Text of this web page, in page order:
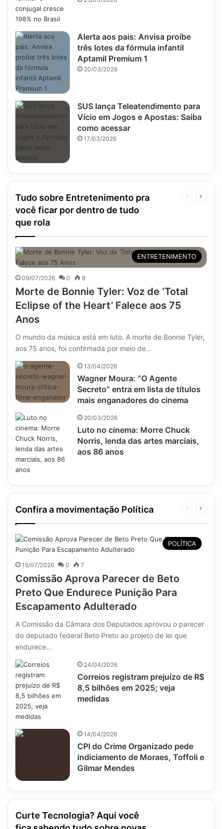
Alerta aos pais: Anvisa proíbe
três lotes da fórmula infantil
Aptamil Premium 1
20/03/2026
SUS lança Teleatendimento para
Vício em Jogos e Apostas: Saiba
como acessar
17/03/2026
Tudo sobre Entretenimento pra
você ficar por dentro de tudo
que rola
Página
ENTRETENIMENTO
09/07/2026 0 8
Morte de Bonnie Tyler: Voz de ‘Total
Eclipse of the Heart’ Falece aos 75
Anos
O mundo da música está em luto. A morte de Bonnie Tyler,
aos 75 anos, foi confirmada por meio de…
13/04/2026
Wagner Moura: “O Agente
Secreto” entra em lista de títulos
mais enganadores do cinema
20/03/2026
Luto no cinema: Morre Chuck
Norris, lenda das artes marciais,
aos 86 anos
Confira a movimentação Política
Página
POLÍTICA
15/07/2026 0 7
Comissão Aprova Parecer de Beto
Preto Que Endurece Punição Para
Escapamento Adulterado
A Comissão da Câmara dos Deputados aprovou o parecer
do deputado federal Beto Preto ao projeto de lei que
endurece…
24/04/2026
Correios registram prejuízo de R$
8,5 bilhões em 2025; veja
medidas
14/04/2026
CPI do Crime Organizado pede
indiciamento de Moraes, Toffoli e
Gilmar Mendes
Curte Tecnologia? Aqui você